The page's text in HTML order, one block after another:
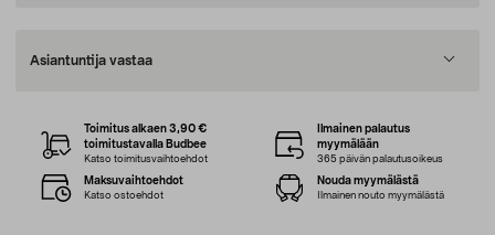
Asiantuntija vastaa
Toimitus alkaen 3,90 €
toimitustavalla Budbee
Katso toimitusvaihtoehdot
Ilmainen palautus
myymälään
365 päivän palautusoikeus
Maksuvaihtoehdot
Katso ostoehdot
Nouda myymälästä
Ilmainen nouto myymälästä